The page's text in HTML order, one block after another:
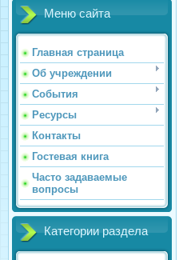
Меню сайта
Главная страница
Об учреждении
События
Ресурсы
Контакты
Гостевая книга
Часто задаваемые
вопросы
Категории раздела